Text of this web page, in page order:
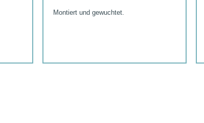
Montiert und gewuchtet.